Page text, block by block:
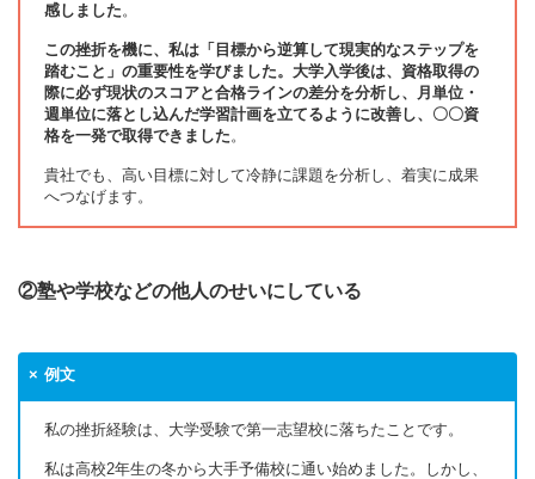
感しました。
この挫折を機に、私は「目標から逆算して現実的なステップを
踏むこと」の重要性を学びました。大学入学後は、資格取得の
際に必ず現状のスコアと合格ラインの差分を分析し、月単位・
週単位に落とし込んだ学習計画を立てるように改善し、〇〇資
格を一発で取得できました。
貴社でも、高い目標に対して冷静に課題を分析し、着実に成果
へつなげます。
②塾や学校などの他人のせいにしている
例文
私の挫折経験は、大学受験で第一志望校に落ちたことです。
私は高校2年生の冬から大手予備校に通い始めました。しかし、